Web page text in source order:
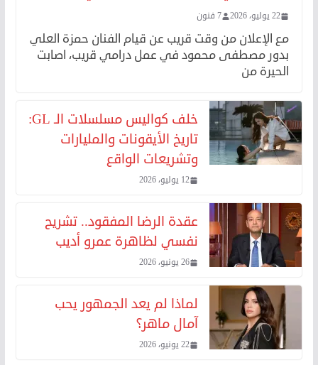
22 يوليو، 2026 7 فنون
مع الإعلان من وقت قريب عن قيام الفنان حمزة العلي
بدور مصطفى محمود في عمل درامي قريب، اصابت
الحيرة من
خلف كواليس مسلسلات الـ GL:
تاريخ الأيقونات والمليارات
وتشريعات الواقع
12 يوليو، 2026
عقدة الرضا المفقود.. تشريح
نفسي لظاهرة عمرو أديب
26 يونيو، 2026
لماذا لم يعد الجمهور يحب
آمال ماهر؟
22 يونيو، 2026